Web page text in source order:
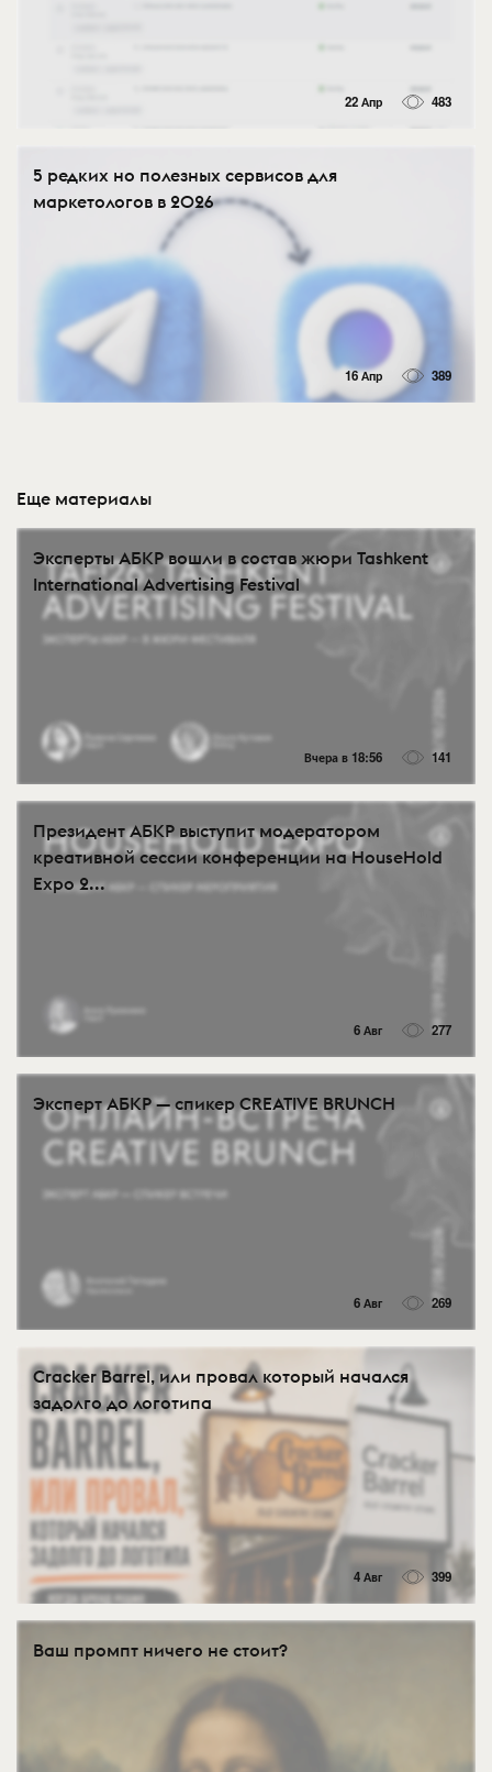
22 Апр 483
5 редких но полезных сервисов для
маркетологов в 2026
16 Апр 389
Еще материалы
Эксперты АБКР вошли в состав жюри Tashkent
International Advertising Festival
Вчера в 18:56 141
Президент АБКР выступит модератором
креативной сессии конференции на HouseHold
Expo 2...
6 Авг 277
Эксперт АБКР — спикер CREATIVE BRUNCH
6 Авг 269
Cracker Barrel, или провал который начался
задолго до логотипа
4 Авг 399
Ваш промпт ничего не стоит?